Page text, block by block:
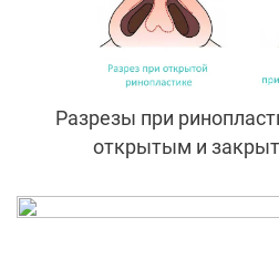
Разрезы при
открытым и